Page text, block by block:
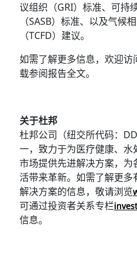
议组织（GRI）标准、可持
（SASB）标准、以及气候
（TCFD）建议。
如需了解更多信息，欢迎访
载参阅报告全文。
关于杜邦
杜邦公司（纽交所代码：
一，致力于为医疗健康、
市场提供先进解决方案，
活带来革新。如需了解更
解决方案的信息，敬请浏览
可通过投资者关系专栏
信息。